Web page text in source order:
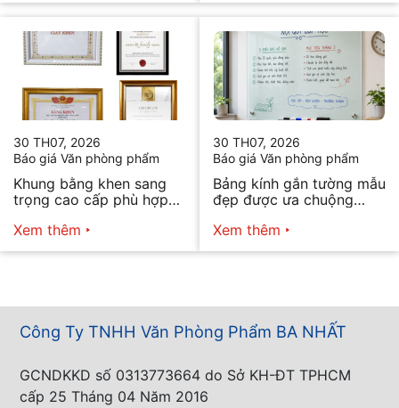
30 TH07, 2026
Báo giá Văn phòng phẩm
Khung bằng khen sang
trọng cao cấp phù hợp
Xem thêm
30 TH07, 2026
Báo giá Văn phòng phẩm
Bảng kính gắn tường mẫu
đẹp được ưa chuộng
Xem thêm
Công Ty TNHH Văn Phòng Phẩm BA NHẤT
GCNDKKD số 0313773664 do Sở KH-ĐT TPHCM
cấp 25 Tháng 04 Năm 2016